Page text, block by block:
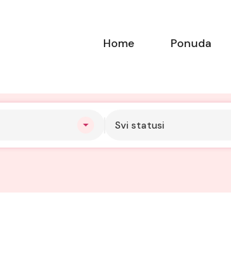
Home Ponuda
Svi statusi